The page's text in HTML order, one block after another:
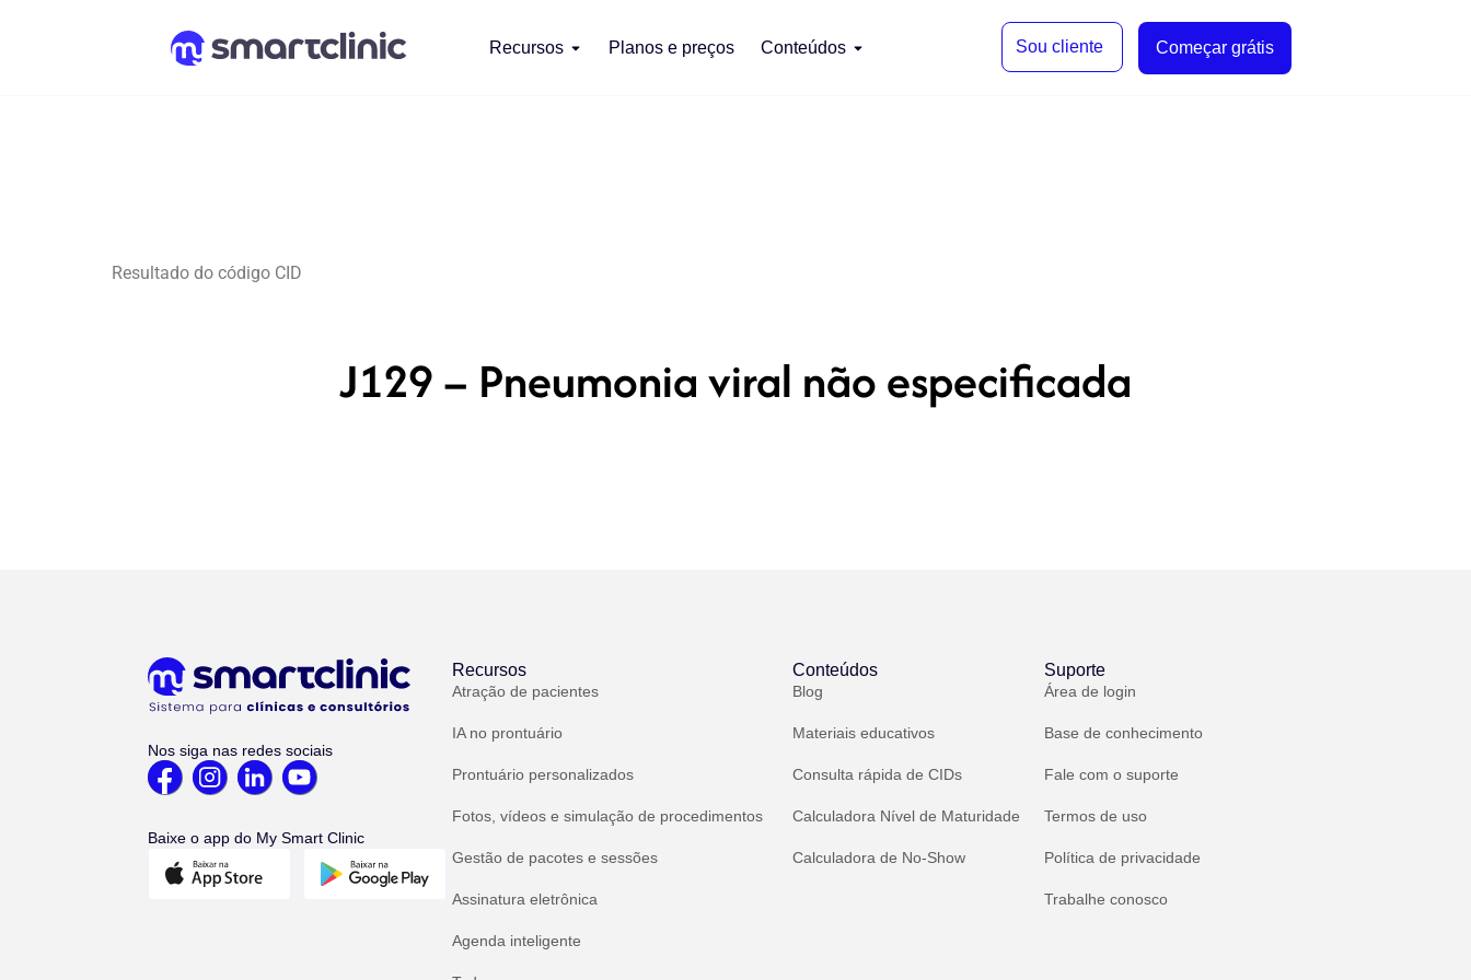
Recursos Planos e preços Conteúdos Sou cliente Começar grátis
Resultado do código CID
J129 – Pneumonia viral não especificada
Nos siga nas redes sociais
Baixe o app do My Smart Clinic
Recursos
Atração de pacientes
IA no prontuário
Prontuário personalizados
Fotos, vídeos e simulação de procedimentos
Gestão de pacotes e sessões
Assinatura eletrônica
Agenda inteligente
Conteúdos
Blog
Materiais educativos
Consulta rápida de CIDs
Calculadora Nível de Maturidade
Calculadora de No-Show
Suporte
Área de login
Base de conhecimento
Fale com o suporte
Termos de uso
Política de privacidade
Trabalhe conosco